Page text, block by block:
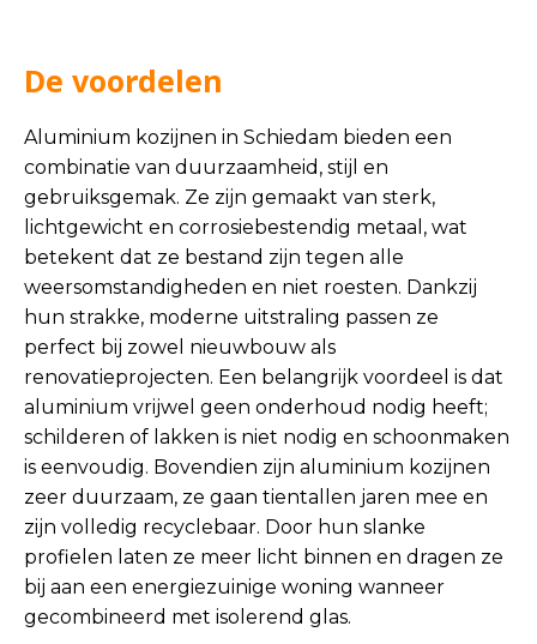
De voordelen
Aluminium kozijnen in Schiedam bieden een
combinatie van duurzaamheid, stijl en
gebruiksgemak. Ze zijn gemaakt van sterk,
lichtgewicht en corrosiebestendig metaal, wat
betekent dat ze bestand zijn tegen alle
weersomstandigheden en niet roesten. Dankzij
hun strakke, moderne uitstraling passen ze
perfect bij zowel nieuwbouw als
renovatieprojecten. Een belangrijk voordeel is dat
aluminium vrijwel geen onderhoud nodig heeft;
schilderen of lakken is niet nodig en schoonmaken
is eenvoudig. Bovendien zijn aluminium kozijnen
zeer duurzaam, ze gaan tientallen jaren mee en
zijn volledig recyclebaar. Door hun slanke
profielen laten ze meer licht binnen en dragen ze
bij aan een energiezuinige woning wanneer
gecombineerd met isolerend glas.